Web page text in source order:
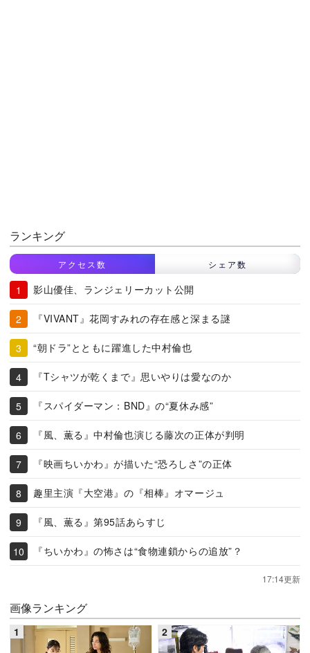
ランキング
アクセス数 シェア数
影山優佳、ランジェリーカット公開
『VIVANT』花岡すみれの存在感と深まる謎
“朝ドラ”とともに躍進した中村倫也
『Tシャツが乾くまで』思いやりは愛なのか
『スパイダーマン：BND』の“夏休み感”
『風、薫る』中村倫也演じる藤次の正体が判明
『映画ちいかわ』が描いた“恐ろしさ”の正体
趣里主演『大空港』の『相棒』オマージュ
『風、薫る』第95話あらすじ
『ちいかわ』の怖さは“食物連鎖からの追放”？
17:14更新
画像ランキング